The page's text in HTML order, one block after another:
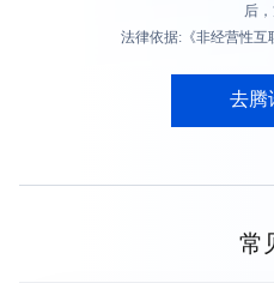
后
法律依据:《非经营性互
去腾
常